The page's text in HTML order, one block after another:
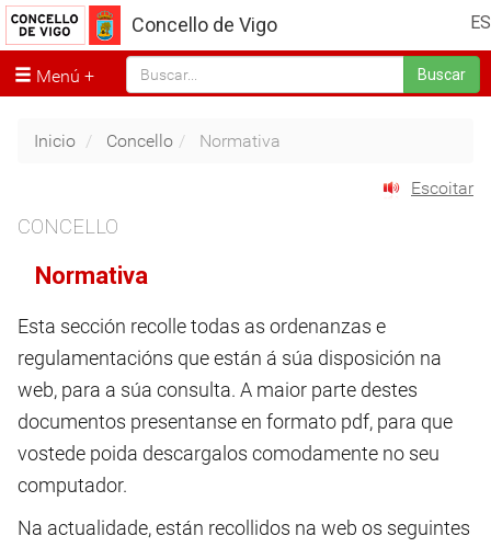
ES
Concello de Vigo
Menú Buscar
Inicio Concello Normativa
Escoitar
CONCELLO
Normativa
Esta sección recolle todas as ordenanzas e
regulamentacións que están á súa disposición na
web, para a súa consulta. A maior parte destes
documentos presentanse en formato pdf, para que
vostede poida descargalos comodamente no seu
computador.
Na actualidade, están recollidos na web os seguintes